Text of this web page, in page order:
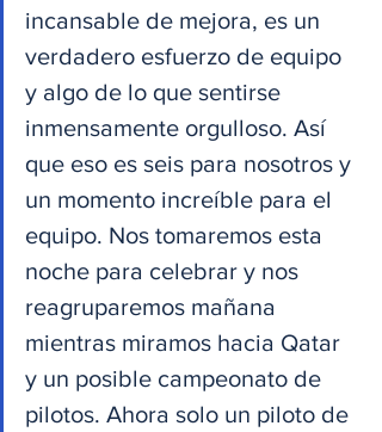
incansable de mejora, es un
verdadero esfuerzo de equipo
y algo de lo que sentirse
inmensamente orgulloso. Así
que eso es seis para nosotros y
un momento increíble para el
equipo. Nos tomaremos esta
noche para celebrar y nos
reagruparemos mañana
mientras miramos hacia Qatar
y un posible campeonato de
pilotos. Ahora solo un piloto de